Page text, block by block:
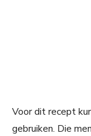
Voor dit recept
gebruiken. Die